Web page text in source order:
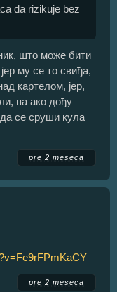
da rizikuje bez
што може бити
му се то свиђа,
картелом, јер,
па ако дођу
да се сруши кула
pre 2 meseca
pre 2 meseca